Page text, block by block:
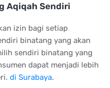
Aqiqah Sendiri
izin bagi setiap
binatang yang akan
sendiri binatang yang
dapat menjadi lebih
di Surabaya.